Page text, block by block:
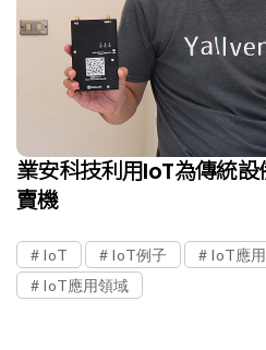
業安科技利用IoT為傳統
賣機
IoT IoT例子 IoT應用
IoT應用領域